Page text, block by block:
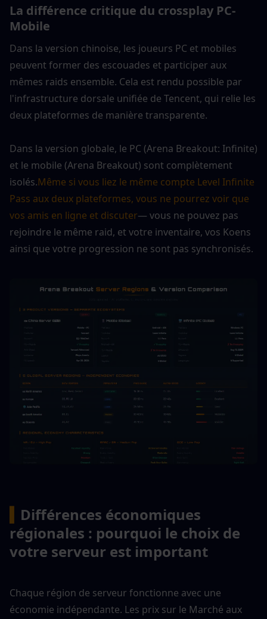
La différence critique du crossplay PC-
Mobile
Dans la version chinoise, les joueurs PC et mobiles
peuvent former des escouades et participer aux
mêmes raids ensemble. Cela est rendu possible par
l'infrastructure dorsale unifiée de Tencent, qui relie les
deux plateformes de manière transparente.
Dans la version globale, le PC (Arena Breakout: Infinite)
et le mobile (Arena Breakout) sont complètement
isolés.Même si vous liez le même compte Level Infinite
Pass aux deux plateformes, vous ne pourrez voir que
vos amis en ligne et discuter— vous ne pouvez pas
rejoindre le même raid, et votre inventaire, vos Koens
ainsi que votre progression ne sont pas synchronisés.
Différences économiques
régionales : pourquoi le choix de
votre serveur est important
Chaque région de serveur fonctionne avec une
économie indépendante. Les prix sur le Marché aux